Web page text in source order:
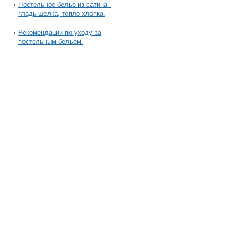
Постельное белье из сатина -
гладь шелка, тепло хлопка.
Рекомендации по уходу за
постельным бельем.